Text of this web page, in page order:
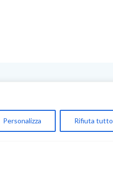
Personalizza Rifiuta tutto
Account
Carrello